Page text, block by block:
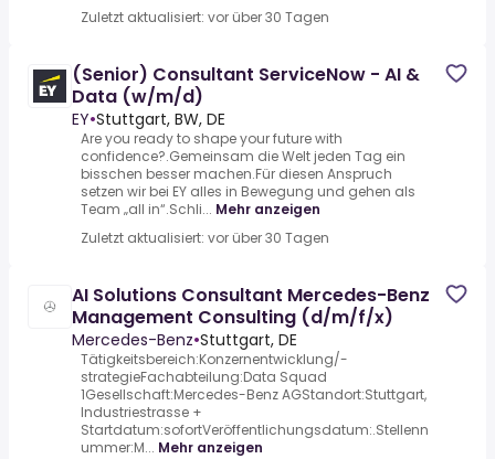
Zuletzt aktualisiert: vor über 30 Tagen
(Senior) Consultant ServiceNow - AI &
Data (w/m/d)
EY•Stuttgart, BW, DE
Are you ready to shape your future with
confidence?.Gemeinsam die Welt jeden Tag ein
bisschen besser machen.Für diesen Anspruch
setzen wir bei EY alles in Bewegung und gehen als
Team „all in“.Schli... Mehr anzeigen
Zuletzt aktualisiert: vor über 30 Tagen
AI Solutions Consultant Mercedes-Benz
Management Consulting (d/m/f/x)
Mercedes-Benz•Stuttgart, DE
Tätigkeitsbereich:Konzernentwicklung/-
strategieFachabteilung:Data Squad
1Gesellschaft:Mercedes-Benz AGStandort:Stuttgart,
Industriestrasse +
Startdatum:sofortVeröffentlichungsdatum:.Stellenn
ummer:M... Mehr anzeigen